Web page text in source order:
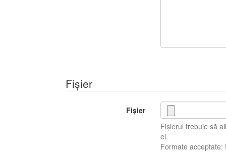
Fișier
Fișier
Fișierul trebuie să
el.
Formate acceptate: